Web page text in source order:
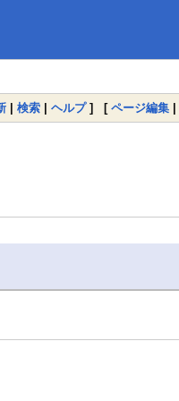
| 検索 | ヘルプ] [ ページ編集 |